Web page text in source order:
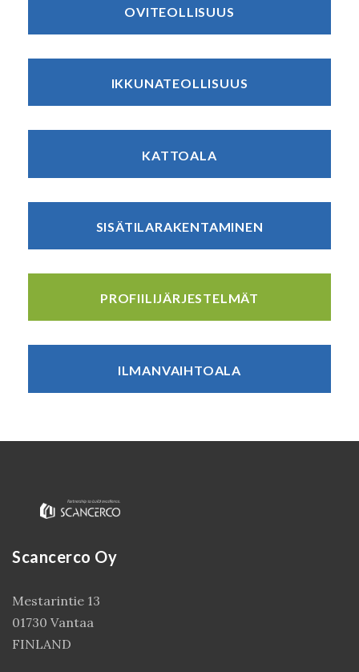
OVITEOLLISUUS
IKKUNATEOLLISUUS
KATTOALA
SISÄTILARAKENTAMINEN
PROFIILIJÄRJESTELMÄT
ILMANVAIHTOALA
Scancerco Oy
Mestarintie 13
01730 Vantaa
FINLAND